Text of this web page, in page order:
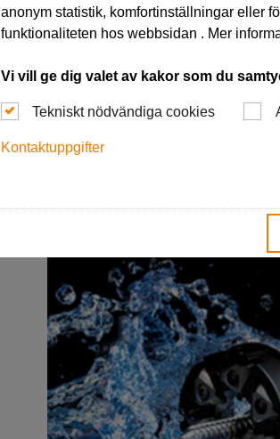
anonym statistik, komfortinställningar eller
funktionaliteten hos webbsidan . Mer
Vi vill ge dig valet av kakor som du
Tekniskt nödvändiga cookies
Kontaktuppgifter
20. juni 2024
AMB i